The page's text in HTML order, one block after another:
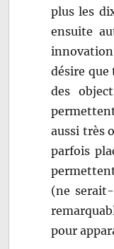
plus les
ensuite
désire
des
aussi très
parfois
(ne serait-
pour